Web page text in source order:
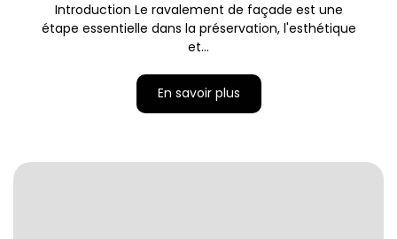
Introduction Le ravalement de façade est une
étape essentielle dans la préservation, l'esthétique
et...
En savoir plus